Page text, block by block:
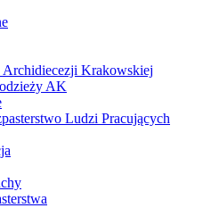
Archidiecezji Krakowskiej
AK
Ludzi Pracujących